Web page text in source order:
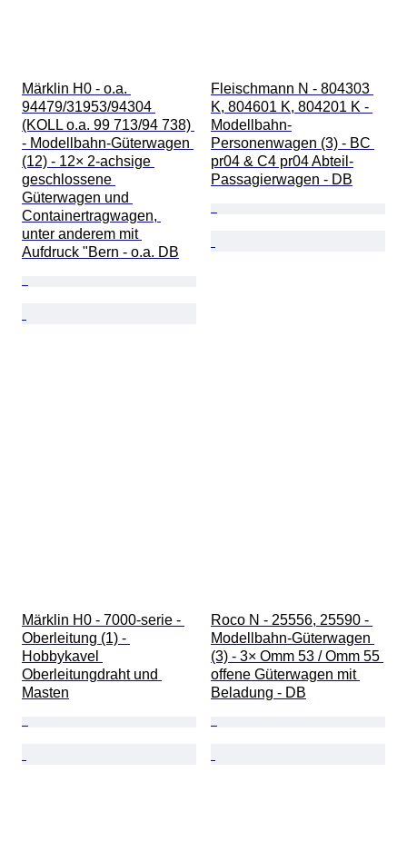
Märklin H0 - o.a.
94479/31953/94304
(KOLL o.a. 99 713/94 738)
- Modellbahn-Güterwagen
(12) - 12× 2-achsige
geschlossene
Güterwagen und
Containertragwagen,
unter anderem mit
Aufdruck "Bern - o.a. DB
Fleischmann N - 804303
K, 804601 K, 804201 K -
Modellbahn-
Personenwagen (3) - BC
pr04 & C4 pr04 Abteil-
Passagierwagen - DB
Märklin H0 - 7000-serie -
Oberleitung (1) -
Hobbykavel
Oberleitungdraht und
Masten
Roco N - 25556, 25590 -
Modellbahn-Güterwagen
(3) - 3× Omm 53 / Omm 55
offene Güterwagen mit
Beladung - DB